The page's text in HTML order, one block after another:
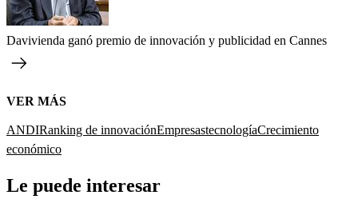
Davivienda ganó premio de innovación y publicidad en Cannes
VER MÁS
ANDIRanking de innovaciónEmpresastecnologíaCrecimiento
económico
Le puede interesar